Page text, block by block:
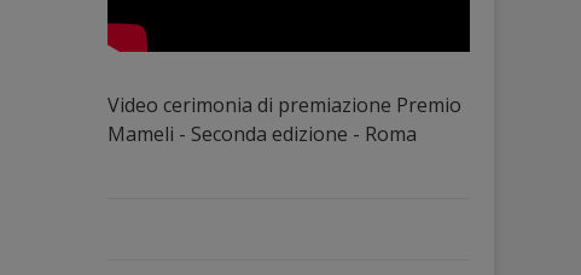
Video cerimonia di premiazione Premio
Mameli - Seconda edizione - Roma